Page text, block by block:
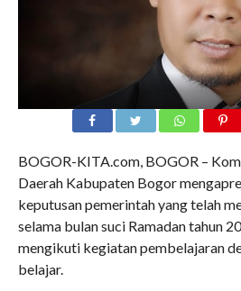
BOGOR-KITA.com, BOGOR –
Daerah Kabupaten Bogor
keputusan pemerintah yang telah
selama bulan suci Ramadan tahun
mengikuti kegiatan pembelajaran
belajar.